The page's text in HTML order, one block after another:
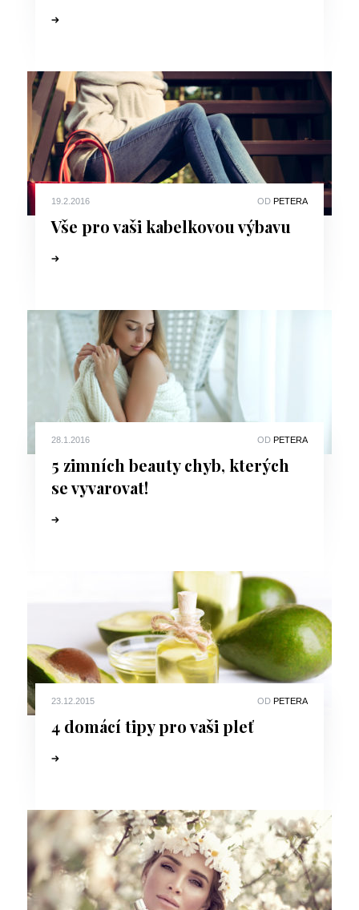
19.2.2016 OD PETERA
Vše pro vaši kabelkovou výbavu
28.1.2016 OD PETERA
5 zimních beauty chyb, kterých
se vyvarovat!
23.12.2015 OD PETERA
4 domácí tipy pro vaši pleť